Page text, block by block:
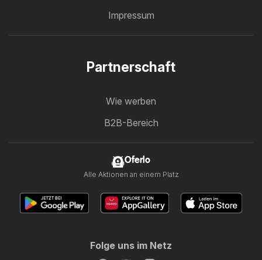
Impressum
Partnerschaft
Wie werben
B2B-Bereich
Oferlo
Alle Aktionen an einem Platz
Folge uns im Netz